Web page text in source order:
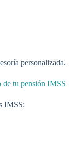
personalizada.
de tu pensión IMSS
IMSS: